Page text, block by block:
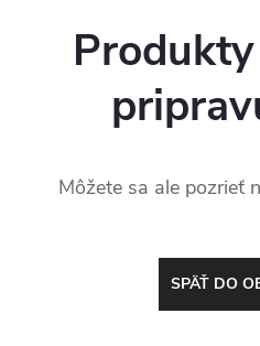
Môžete sa ale pozrieť
SPÄŤ DO